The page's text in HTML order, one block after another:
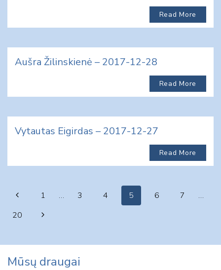
Read More
Aušra Žilinskienė – 2017-12-28
Read More
Vytautas Eigirdas – 2017-12-27
Read More
Page
navigation
Previous
Page
1 … 3 4 5 6 7
…
20
Next
Mūsų draugai